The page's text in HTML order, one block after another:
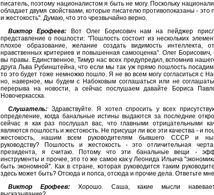
писатель, поэтому националистом я быть не могу. Поскольку
обладает двумя свойствами, которые писателю противопоказаны - это
и жестокость". Думаю, что это чрезвычайно верно.
Виктор Ерофеев:Вот Олег Борисович нам на пейджер
представление о пошлости: "Пошлость состоит из нескольких
плохое образование, желание создать видимость интеллекта,
нравственных критериев и повышенная самооценка". Олег Борисович,
вы правы. Единственное, Тимур нас всех предупредил, вспомнив
друга Льва Рубинштейна, что если мы так уж прямо пошлость посадим
то это будет тоже немножко пошло. Я не во всем могу согласиться с
но, наверное, мы будем с Набоковым соглашаться или не
перерыва на новости, а сейчас послушаем давайте Бориса
Новочеркасска.
Слушатель: Здравствуйте. Я хотел спросить у всех
определение, когда банальные истины выдаются за последние
сейчас я как раз послушал вас, что главными отрицательными
являются пошлость и жестокость. Не присущи ли все эти качества - и
жестокость, нашим всем руководителям бывшего СССР и
руководству? Пошлость и жестокость - это отличительная
президента, я считаю. Потому что эти банальные вещи -
инструменты и прочее, это то же самое как у Леонида Ильича
быть экономной". Как в стране, которая руководится таким
здесь может быть? Отсюда и попса, отсюда и прочие дела. Ответьте мне.
Виктор Ерофеев:Хорошо. Саша, какие мысли